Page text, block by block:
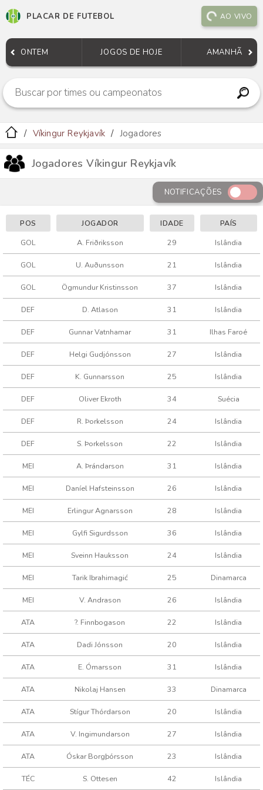
PLACAR DE FUTEBOL AO VIVO
ONTEM JOGOS DE HOJE AMANHÃ
Víkingur Reykjavík Jogadores
Jogadores Víkingur Reykjavík
NOTIFICAÇÕES
POS JOGADOR IDADE
PAÍS
GOL
A. Friðriksson 29 Islândia
GOL U. Auðunsson 21 Islândia
GOL Ögmundur Kristinsson 37 Islândia
DEF D. Atlason 31 Islândia
DEF Gunnar Vatnhamar 31 Ilhas Faroé
DEF Helgi Gudjónsson 27 Islândia
DEF K. Gunnarsson 25 Islândia
DEF Oliver Ekroth 34 Suécia
DEF R. Þorkelsson 24 Islândia
DEF S. Þorkelsson 22 Islândia
MEI A. Þrándarson 31 Islândia
MEI Daníel Hafsteinsson 26 Islândia
MEI Erlingur Agnarsson 28 Islândia
MEI Gylfi Sigurdsson 36 Islândia
MEI Sveinn Hauksson 24 Islândia
MEI Tarik Ibrahimagić 25 Dinamarca
MEI V. Andrason 26 Islândia
ATA ?. Finnbogason 22 Islândia
ATA Dadi Jónsson 20 Islândia
ATA E. Ómarsson 31 Islândia
ATA Nikolaj Hansen 33 Dinamarca
ATA Stígur Thórdarson 20 Islândia
ATA V. Ingimundarson 27 Islândia
ATA Óskar Borgþórsson 23 Islândia
TÉC S. Ottesen 42 Islândia